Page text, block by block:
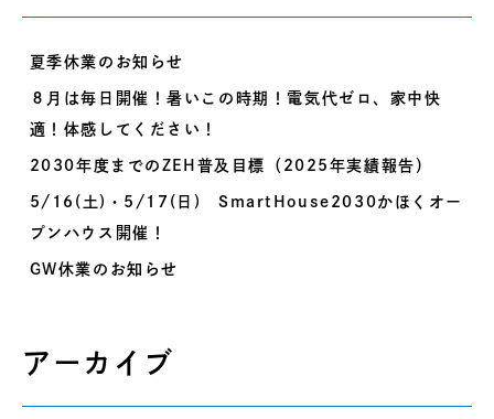
夏季休業のお知らせ
８月は毎日開催！暑いこの時期！電気代ゼロ、家中快
適！体感してください！
2030年度までのZEH普及目標（2025年実績報告）
5/16(土)・5/17(日) SmartHouse2030かほくオー
プンハウス開催！
GW休業のお知らせ
アーカイブ